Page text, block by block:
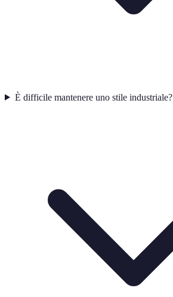
È difficile mantenere uno stile industriale?